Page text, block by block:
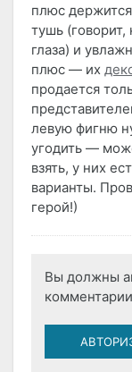
плюс
тушь
глаза) и
плюс — их
продается
левую фигню
угодить —
взять, у них
варианты.
герой!)
Вы должны